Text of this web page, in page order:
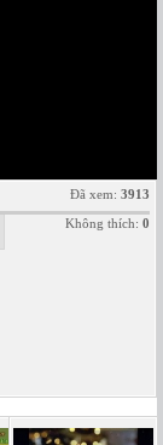
Đã xem: 3913
Không thích: 0